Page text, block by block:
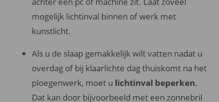
mogelijk lichtinval binnen of werk met
kunstlicht.
Als u de slaap gemakkelijk wilt vatten nadat u
overdag of bij klaarlichte dag thuiskomt na het
ploegenwerk, moet u lichtinval beperken.
Dat kan door bijvoorbeeld met een zonnebril